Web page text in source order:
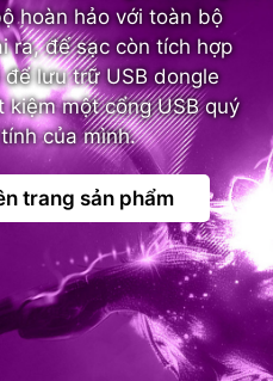
hoàn hảo với toàn bộ
ra, đế sạc còn tích hợp
lưu trữ USB dongle
một cổng USB quý
của mình.
trang sản phẩm